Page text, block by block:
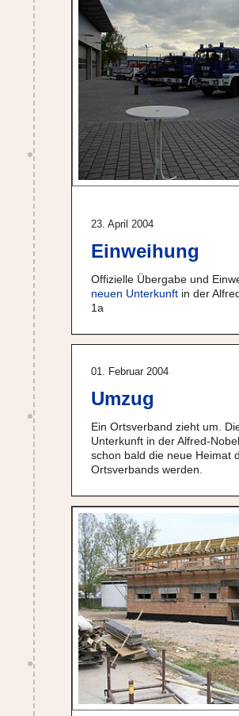
23. April 2004
Einweihung
Offizielle Übergabe und
neuen Unterkunft in der
1a
01. Februar 2004
Umzug
Ein Ortsverband zieht um.
Unterkunft in der Alfred-
schon bald die neue Heimat
Ortsverbands werden.